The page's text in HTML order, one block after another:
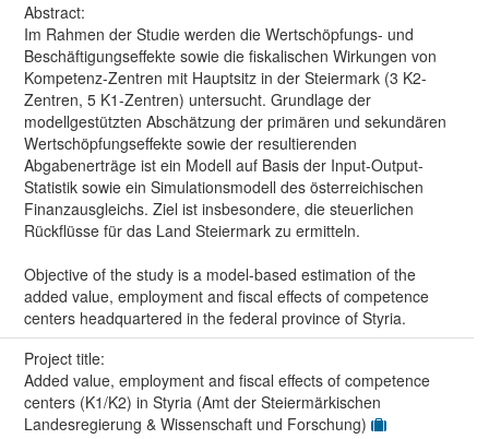
Abstract:
Im Rahmen der Studie werden die Wertschöpfungs- und
Beschäftigungseffekte sowie die fiskalischen Wirkungen von
Kompetenz-Zentren mit Hauptsitz in der Steiermark (3 K2-
Zentren, 5 K1-Zentren) untersucht. Grundlage der
modellgestützten Abschätzung der primären und sekundären
Wertschöpfungseffekte sowie der resultierenden
Abgabenerträge ist ein Modell auf Basis der Input-Output-
Statistik sowie ein Simulationsmodell des österreichischen
Finanzausgleichs. Ziel ist insbesondere, die steuerlichen
Rückflüsse für das Land Steiermark zu ermitteln.
Objective of the study is a model-based estimation of the
added value, employment and fiscal effects of competence
centers headquartered in the federal province of Styria.
Project title:
Added value, employment and fiscal effects of competence
centers (K1/K2) in Styria (Amt der Steiermärkischen
Landesregierung & Wissenschaft und Forschung)